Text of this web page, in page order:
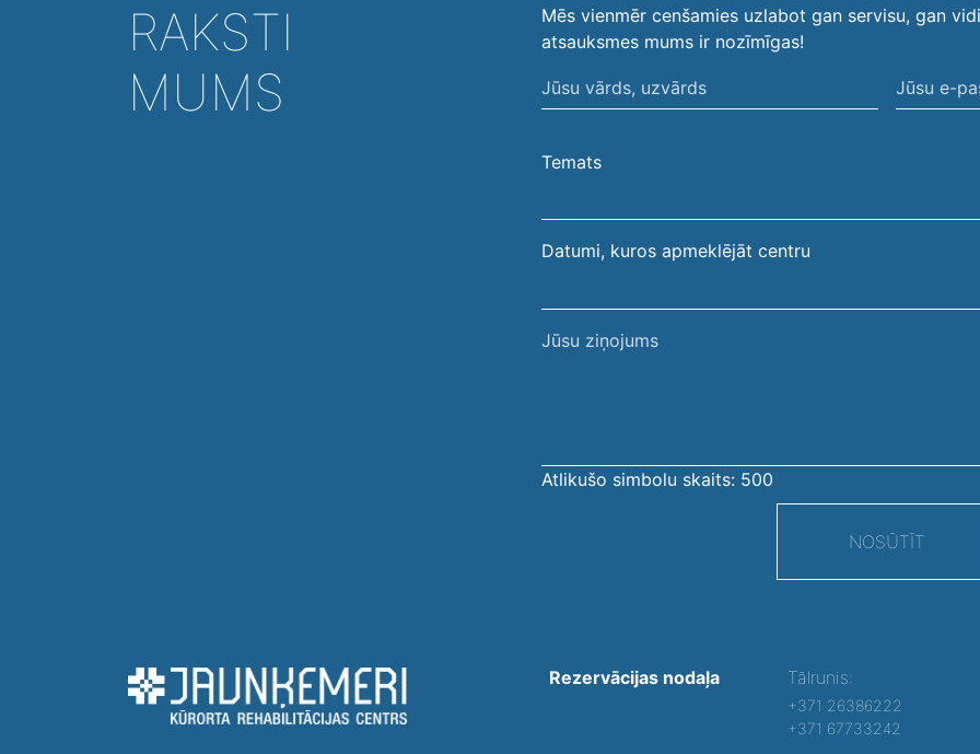
RAKSTI
MUMS
Mēs vienmēr cenšamies uzlabot gan servisu, gan
atsauksmes mums ir nozīmīgas!
Jūsu
vārds,
Jūsu
e-
Temats
Datumi, kuros apmeklējāt centru
Jūsu
Atlikušo simbolu skaits: 500
NOSŪTĪT
Rezervācijas nodaļa Tālrunis:
+371 26386222
+371 67733242